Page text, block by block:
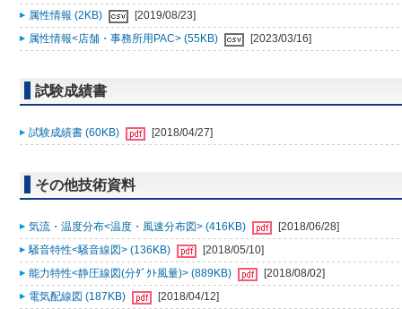
属性情報 (2KB)
[2019/08/23]
属性情報<店舗・事務所用PAC> (55KB)
[2023/03/16]
試験成績書
試験成績書 (60KB) [2018/04/27]
その他技術資料
気流・温度分布<温度・風速分布図> (416KB)
[2018/06/28]
騒音特性<騒音線図> (136KB)
[2018/05/10]
能力特性<静圧線図(分ﾀﾞｸﾄ風量)> (889KB)
[2018/08/02]
電気配線図 (187KB)
[2018/04/12]